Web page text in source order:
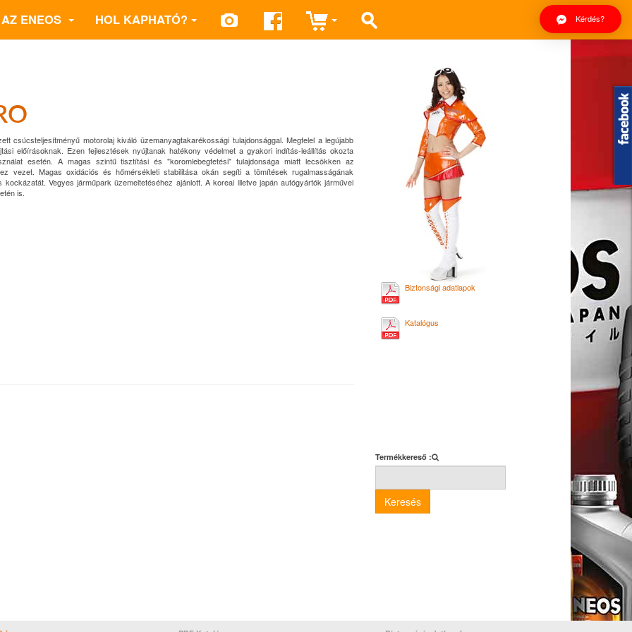
Kérdés?
AZ ENEOS HOL KAPHATÓ?
csúcsteljesítményű motorolaj kiváló üzemanyagtakarékossági tulajdonsággal. Megfelel a legújabb
előírásoknak. Ezen fejlesztések nyújtanak hatékony védelmet a gyakori indítás-leállítás okozta
esetén. A magas szintű tisztítási és "koromlebegtetési" tulajdonsága miatt lecsökken az
vezet. Magas oxidációs és hőmérsékleti stabilitása okán segíti a tömítések rugalmasságának
Vegyes járműpark üzemeltetéséhez ajánlott. A koreai illetve japán autógyártók járművei
is.
Biztonsági adatlapok
Katalógus
Termékkereső :
Keresés